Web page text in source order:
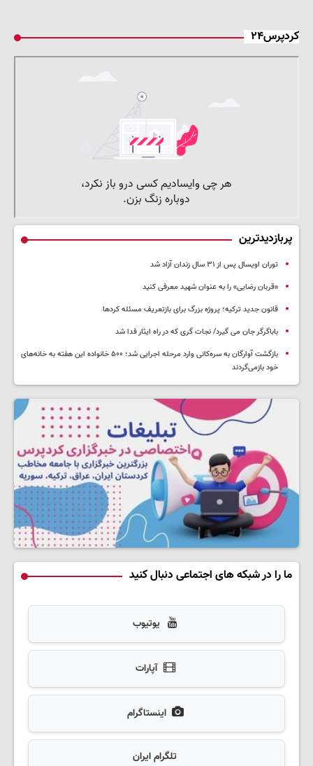
کردپرس۲۴
پربازدیدترین
توران اویسال پس از ۳۱ سال زندان آزاد شد
«قربان رضایی» را به عنوان شهید معرفی کنید
قانون جدید ترکیه؛ پروژه بزرگ‌ برای بازتعریف مسئله کردها
باباگرگر جان می گیرد/ نجات گری که در راه ایثار فدا شد
بازگشت آوارگان به سره‌کانی وارد مرحله اجرایی شد؛ ۵۰۰ خانواده این هفته به خانه‌های
خود بازمی‌گردند
ما را در شبکه های اجتماعی دنبال کنید
یوتیوب
آپارات
اینستاگرام
تلگرام ایران